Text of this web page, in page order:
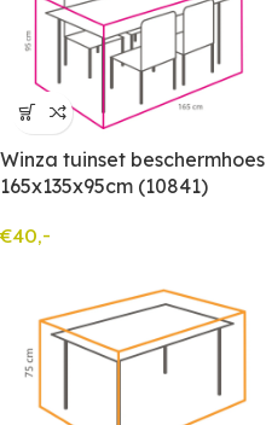
Winza tuinset beschermhoes
165x135x95cm (10841)
€40,-